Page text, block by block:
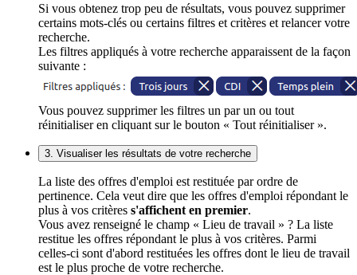
Si vous obtenez trop peu de résultats, vous pouvez supprimer
certains mots-clés ou certains filtres et critères et relancer votre
recherche.
Les filtres appliqués à votre recherche apparaissent de la façon
suivante :
Vous pouvez supprimer les filtres un par un ou tout
réinitialiser en cliquant sur le bouton « Tout réinitialiser ».
3. Visualiser les résultats de votre recherche
La liste des offres d'emploi est restituée par ordre de
pertinence. Cela veut dire que les offres d'emploi répondant le
plus à vos critères s'affichent en premier.
Vous avez renseigné le champ « Lieu de travail » ? La liste
restitue les offres répondant le plus à vos critères. Parmi
celles-ci sont d'abord restituées les offres dont le lieu de travail
est le plus proche de votre recherche.